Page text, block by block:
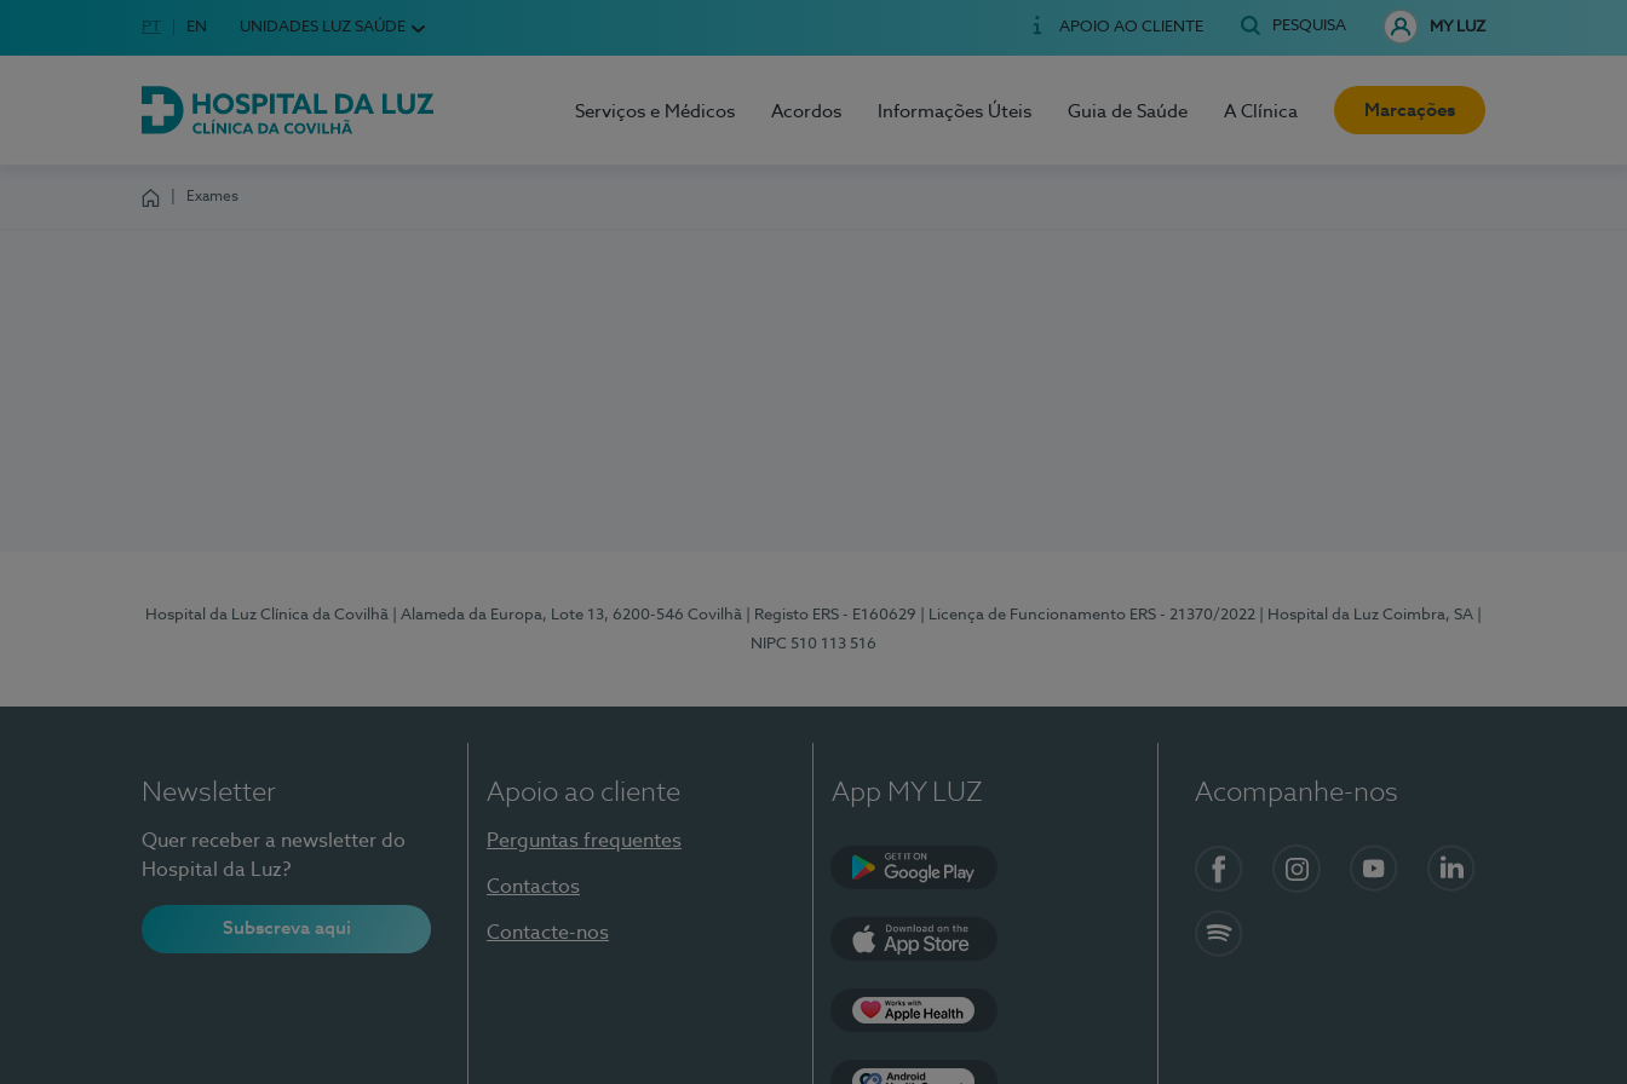
Escolha o seu idioma
Idioma em Português
PT English Language
EN UNIDADES LUZ SAÚDE APOIO AO CLIENTE PESQUISA MY LUZ
Hospital da Luz Clínica da Covilhã
Serviços e Médicos Acordos Informações Úteis Guia de Saúde A Clínica Marcações
Exames
Hospital da Luz Clínica da Covilhã | Alameda da Europa, Lote 13, 6200-546 Covilhã | Registo ERS - E160629 | Licença de Funcionamento ERS - 21370/2022 | Hospital da Luz Coimbra, SA
NIPC 510 113 516
Newsletter
Quer receber a newsletter do
Hospital da Luz?
Subscreva aqui
Apoio ao cliente
Perguntas frequentes
Contactos
Contacte-nos
App MY LUZ Acompanhe-nos